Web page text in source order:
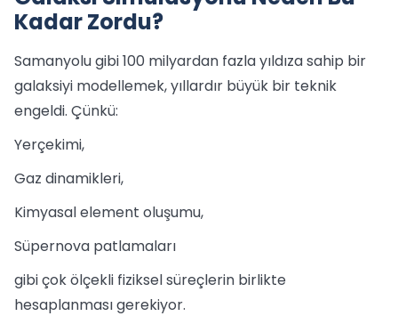
Kadar Zordu?
Samanyolu gibi 100 milyardan fazla yıldıza sahip bir
galaksiyi modellemek, yıllardır büyük bir teknik
engeldi. Çünkü:
Yerçekimi,
Gaz dinamikleri,
Kimyasal element oluşumu,
Süpernova patlamaları
gibi çok ölçekli fiziksel süreçlerin birlikte
hesaplanması gerekiyor.